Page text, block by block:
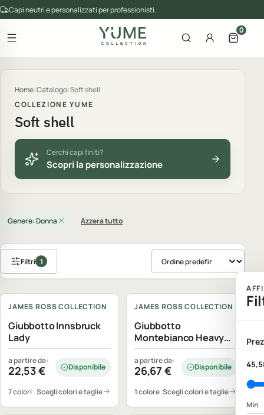
Capi neutri e personalizzati per professionisti.
Apri il menu
del catalogo
Apri la ricerca
AccountApri il
0
Home/Catalogo/Soft shell
COLLEZIONE YUME
Soft shell
Cerchi capi finiti?
Scopri la personalizzazione
Min
Genere: Donna Azzera tutto
Filtri 1 Ordina prodotti
Personalizzabile
JAMES ROSS COLLECTION
Giubbotto Innsbruck
Lady
a partire da:
22,53€ Disponibile
7 colori Scegli colori e taglie
Personalizzabile
JAMES ROSS COLLECTION
Giubbotto
Montebianco Heavy
Lady
a partire da:
26,67 € Disponibile
1 colore Scegli colori e taglie